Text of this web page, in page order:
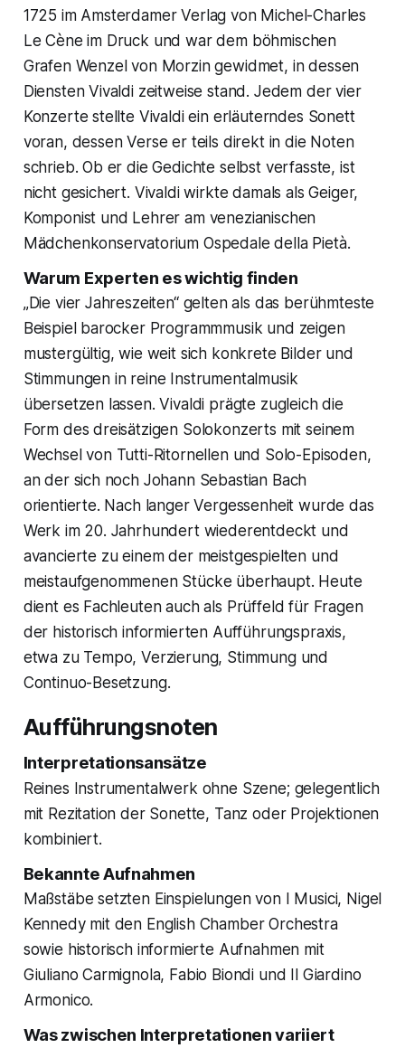
1725 im Amsterdamer Verlag von Michel-Charles
Le Cène im Druck und war dem böhmischen
Grafen Wenzel von Morzin gewidmet, in dessen
Diensten Vivaldi zeitweise stand. Jedem der vier
Konzerte stellte Vivaldi ein erläuterndes Sonett
voran, dessen Verse er teils direkt in die Noten
schrieb. Ob er die Gedichte selbst verfasste, ist
nicht gesichert. Vivaldi wirkte damals als Geiger,
Komponist und Lehrer am venezianischen
Mädchenkonservatorium Ospedale della Pietà.
Warum Experten es wichtig finden
„Die vier Jahreszeiten“ gelten als das berühmteste
Beispiel barocker Programmmusik und zeigen
mustergültig, wie weit sich konkrete Bilder und
Stimmungen in reine Instrumentalmusik
übersetzen lassen. Vivaldi prägte zugleich die
Form des dreisätzigen Solokonzerts mit seinem
Wechsel von Tutti-Ritornellen und Solo-Episoden,
an der sich noch Johann Sebastian Bach
orientierte. Nach langer Vergessenheit wurde das
Werk im 20. Jahrhundert wiederentdeckt und
avancierte zu einem der meistgespielten und
meistaufgenommenen Stücke überhaupt. Heute
dient es Fachleuten auch als Prüffeld für Fragen
der historisch informierten Aufführungspraxis,
etwa zu Tempo, Verzierung, Stimmung und
Continuo-Besetzung.
Aufführungsnoten
Interpretationsansätze
Reines Instrumentalwerk ohne Szene; gelegentlich
mit Rezitation der Sonette, Tanz oder Projektionen
kombiniert.
Bekannte Aufnahmen
Maßstäbe setzten Einspielungen von I Musici, Nigel
Kennedy mit den English Chamber Orchestra
sowie historisch informierte Aufnahmen mit
Giuliano Carmignola, Fabio Biondi und Il Giardino
Armonico.
Was zwischen Interpretationen variiert